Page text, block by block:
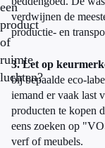
een
product
of
ruimte
luchten?
verdwijnen de
productie- en
3. Let op
bij bepaalde eco-
iemand er vaak last
producten te kopen
eens zoeken op
verf of meubels.